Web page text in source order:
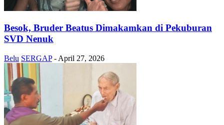
Besok, Bruder Beatus Dimakamkan di Pekuburan
SVD Nenuk
Belu SERGAP - April 27, 2026